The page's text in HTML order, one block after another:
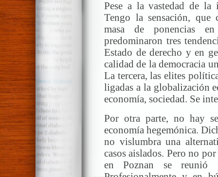
Pese a la vastedad de la
Tengo la sensación, que
masa de ponencias
predominaron tres
Estado de derecho y en
calidad de la democracia
La tercera, las elites
ligadas a la globalización
economía, sociedad. Se
Por otra parte, no hay
economía hegemónica.
no vislumbra una
casos aislados. Pero no
en Poznan se reunió